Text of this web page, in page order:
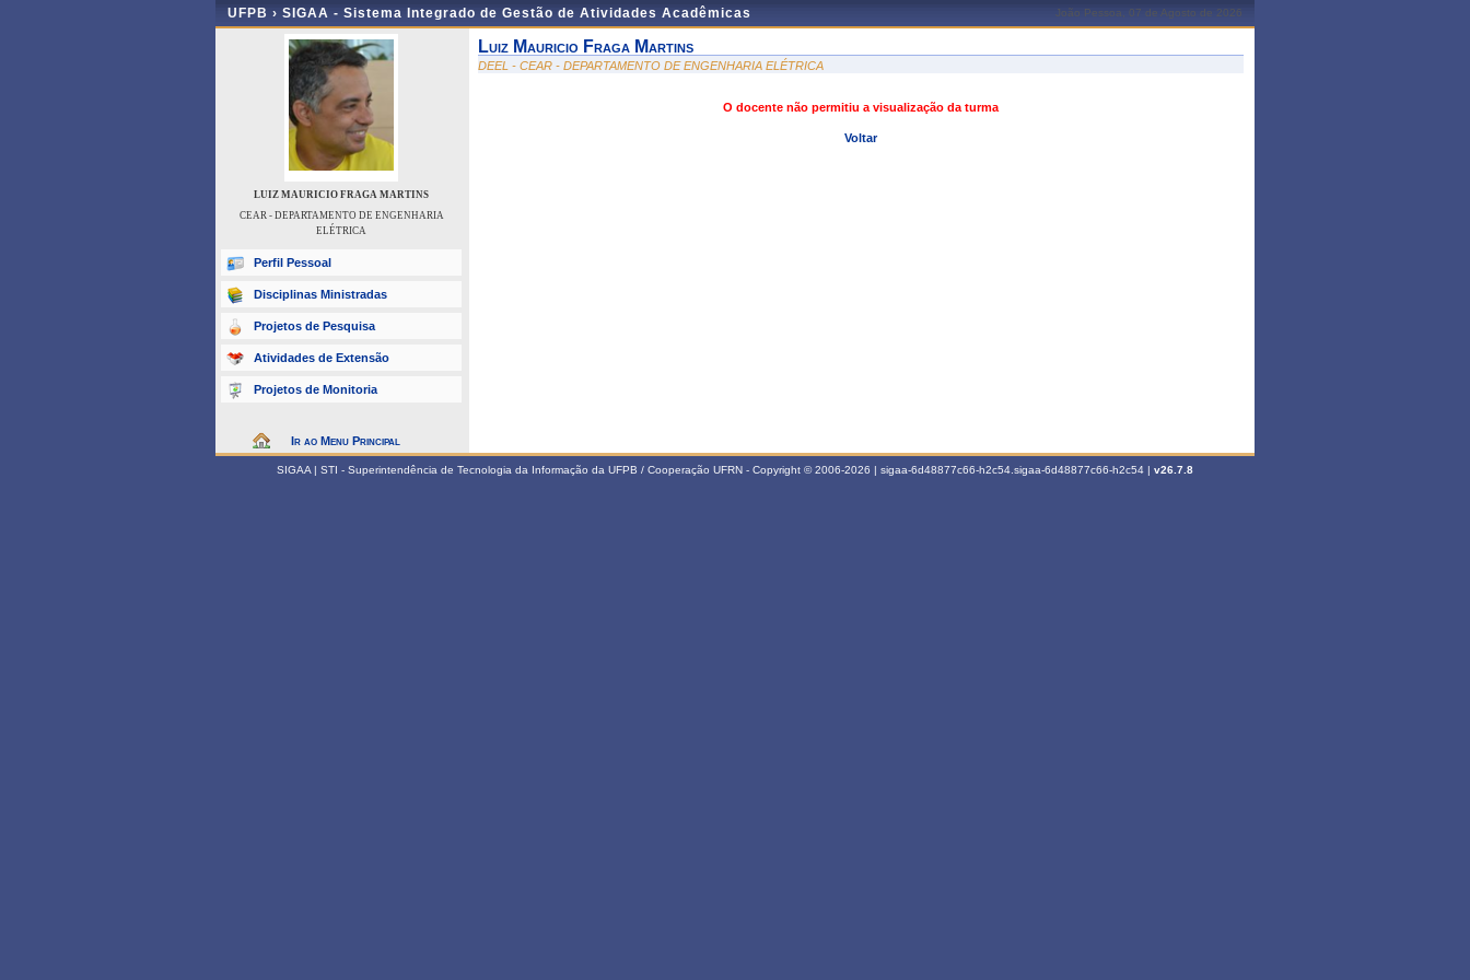
UFPB › SIGAA - Sistema Integrado de Gestão de Atividades Acadêmicas João Pessoa, 07 de Agosto de 2026
LUIZ MAURICIO FRAGA MARTINS
CEAR - DEPARTAMENTO DE ENGENHARIA
ELÉTRICA
Perfil Pessoal
Disciplinas Ministradas
Projetos de Pesquisa
Atividades de Extensão
Projetos de Monitoria
Ir ao Menu Principal
Luiz Mauricio Fraga Martins
DEEL - CEAR - DEPARTAMENTO DE ENGENHARIA ELÉTRICA
O docente não permitiu a visualização da turma
Voltar
SIGAA | STI - Superintendência de Tecnologia da Informação da UFPB / Cooperação UFRN - Copyright © 2006-2026 | sigaa-6d48877c66-h2c54.sigaa-6d48877c66-h2c54 | v26.7.8